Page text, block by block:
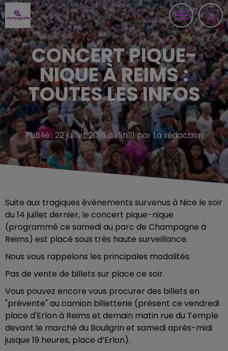
CONCERT PIQUE-
NIQUE À REIMS :
TOUTES LES INFOS
Publié : 22 juillet 2016 à 15h31 par La rédaction
Suite aux tragiques évènements survenus à Nice le soir
du 14 juillet dernier, le concert pique-nique
(programmé ce samedi au parc de Champagne à
Reims) est placé sous très haute surveillance.
Nous vous rappelons les principales modalités.
Pas de vente de billets sur place ce soir.
Vous pouvez encore vous procurer des billets en
"prévente" au camion billetterie (présent ce vendredi
place d'Erlon à Reims et demain matin rue du Temple
devant le marché du Bouligrin et samedi après-midi
jusque 19 heures, place d’Erlon).